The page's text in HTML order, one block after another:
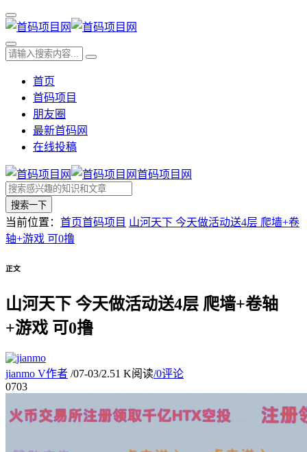
首页
首码项目
朋友圈
最新首码网
在线投稿
首码项目网
搜索一下
当前位置： 首页首码项目 山河天下 今天做活动送4层 爬墙+卷
轴+游戏 可0撸
正文
山河天下 今天做活动送4层 爬墙+卷轴
+游戏 可0撸
jianmo V作者 /07-03/2.51 K阅读/0评论
0703